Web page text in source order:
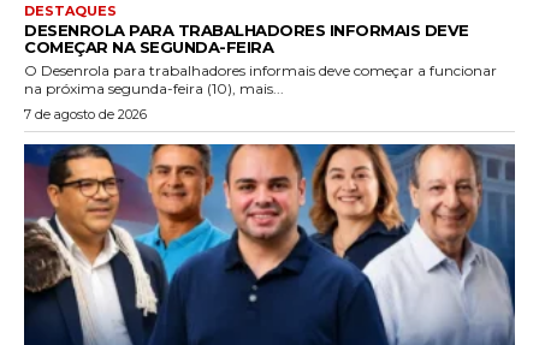
DESTAQUES
DESENROLA PARA TRABALHADORES INFORMAIS DEVE
COMEÇAR NA SEGUNDA-FEIRA
O Desenrola para trabalhadores informais deve começar a funcionar
na próxima segunda-feira (10), mais...
7 de agosto de 2026